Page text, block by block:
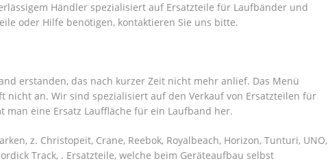
Händler spezialisiert auf Ersatzteile für Laufbänder und
oder Hilfe benötigen, kontaktieren Sie uns bitte.
erstanden, das nach kurzer Zeit nicht mehr anlief. Das Menü
an. Wir sind spezialisiert auf den Verkauf von Ersatzteilen für
man eine Ersatz Lauffläche für ein Laufband her.
z. Christopeit, Crane, Reebok, Royalbeach, Horizon, Tunturi, UNO,
Track, . Ersatzteile, welche beim Geräteaufbau selbst